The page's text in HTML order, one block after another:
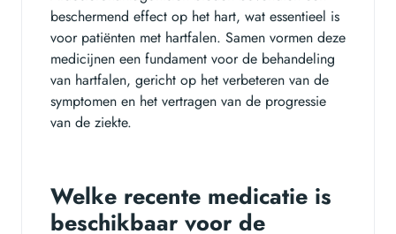
beschermend effect op het hart, wat essentieel is
voor patiënten met hartfalen. Samen vormen deze
medicijnen een fundament voor de behandeling
van hartfalen, gericht op het verbeteren van de
symptomen en het vertragen van de progressie
van de ziekte.
Welke recente medicatie is
beschikbaar voor de